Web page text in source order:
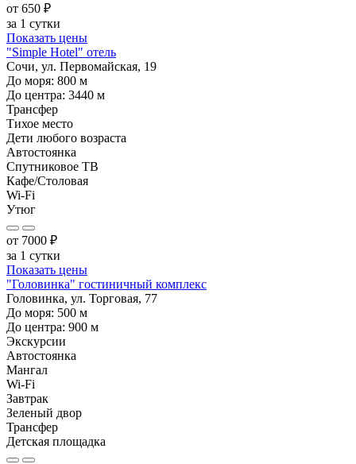
от 650 ₽
за 1 сутки
Показать цены
"Simple Hotel" отель
Сочи, ул. Первомайская, 19
До моря: 800 м
До центра: 3440 м
Трансфер
Тихое место
Дети любого возраста
Автостоянка
Спутниковое ТВ
Кафе/Столовая
Wi-Fi
Утюг
от 7000 ₽
за 1 сутки
Показать цены
"Головинка" гостиничный комплекс
Головинка, ул. Торговая, 77
До моря: 500 м
До центра: 900 м
Экскурсии
Автостоянка
Мангал
Wi-Fi
Завтрак
Зеленый двор
Трансфер
Детская площадка